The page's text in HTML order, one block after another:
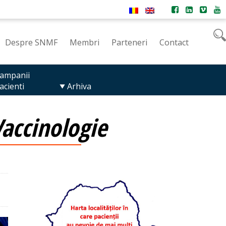
Despre SNMF Membri Parteneri Contact
Arhiva